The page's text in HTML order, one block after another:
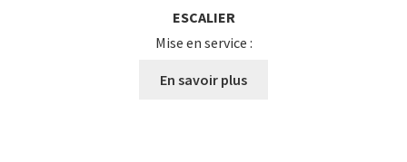
ESCALIER
Mise en service :
En savoir plus